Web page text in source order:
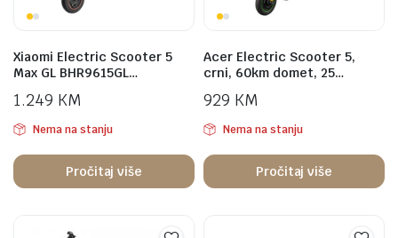
Xiaomi Electric Scooter 5
Max GL BHR9615GL…
1.249 KM
Nema na stanju
Pročitaj više
Acer Electric Scooter 5,
crni, 60km domet, 25…
929 KM
Nema na stanju
Pročitaj više